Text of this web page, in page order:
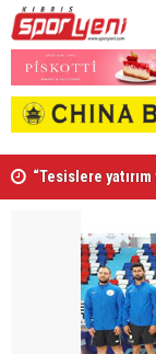
“Tesislere